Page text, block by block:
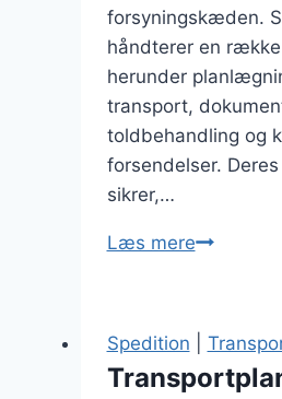
forsyningskæden.
håndterer en
herunder
transport,
toldbehandling og
forsendelser.
sikrer,…
Læs mereSpeditør
leverer
kvalitet
Spedition